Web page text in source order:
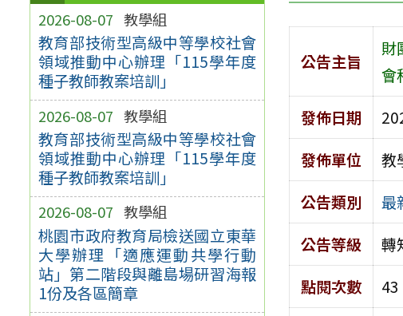
2026-08-07 教學組
教育部技術型高級中等學校社會
領域推動中心辦理「115學年度
種子教師教案培訓」
2026-08-07 教學組
教育部技術型高級中等學校社會
領域推動中心辦理「115學年度
種子教師教案培訓」
2026-08-07 教學組
桃園市政府教育局檢送國立東華
大學辦理「適應運動共學行動
站」第二階段與離島場研習海報
1份及各區簡章
公告主旨
財
會
發佈日期
發佈單位
教
公告類別
最
公告等級
轉
點閱次數
43